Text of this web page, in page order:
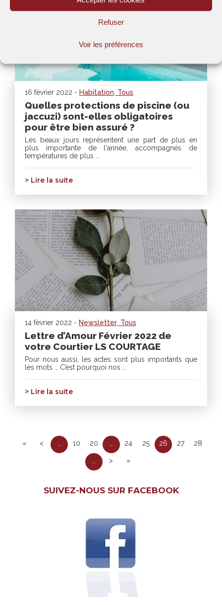
Refuser
Voir les préférences
16 février 2022 - Habitation Tous
Quelles protections de piscine (ou
jaccuzi) sont-elles obligatoires
pour être bien assuré ?
Les beaux jours représentent une part de plus en
plus importante de l'année, accompagnés de
températures de plus ...
> Lire la suite
14 février 2022 - Newsletter Tous
Lettre d’Amour Février 2022 de
votre Courtier LS COURTAGE
Pour nous aussi, les actes sont plus importants que
les mots … C’est pourquoi nos ...
> Lire la suite
« < 10 20 24 25 26 27 28
> »
SUIVEZ-NOUS SUR FACEBOOK